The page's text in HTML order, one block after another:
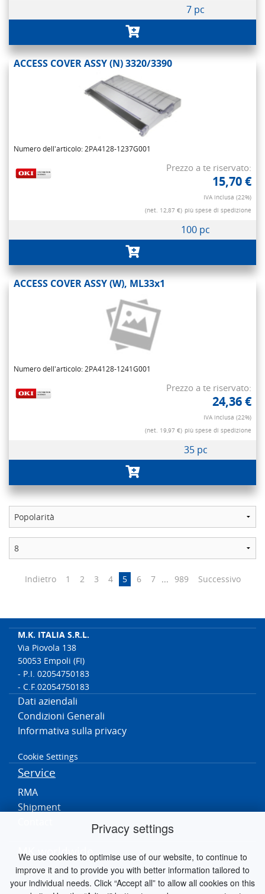
Privacy settings
We use cookies to optimise use of our website, to continue to
improve it and to provide you with better information tailored to
your individual needs. Click “Accept all” to allow all cookies on this
7 pc
ACCESS COVER ASSY (N) 3320/3390
Numero dell'articolo: 2PA4128-1237G001
Prezzo a te riservato:
15,70 €
IVA inclusa (22%)
(net. 12,87 €) più spese di spedizione
100 pc
ACCESS COVER ASSY (W), ML33x1
Numero dell'articolo: 2PA4128-1241G001
Prezzo a te riservato:
24,36 €
IVA inclusa (22%)
(net. 19,97 €) più spese di spedizione
35 pc
Indietro 1 2 3 4 5 6 7 ... 989 Successivo
M.K. ITALIA S.R.L.
Via Piovola 138
50053 Empoli (FI)
- P.I. 02054750183
- C.F.02054750183
Dati aziendali
Condizioni Generali
Informativa sulla privacy
Cookie Settings
Service
RMA
Shipment
MK worldwide
Germania
Paesi Bassi